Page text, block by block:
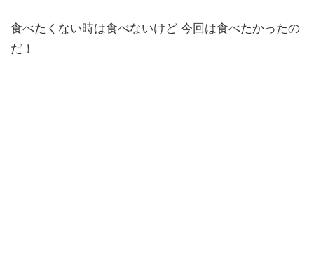
食べたくない時は食べないけど 今回は食べたかったの
だ！